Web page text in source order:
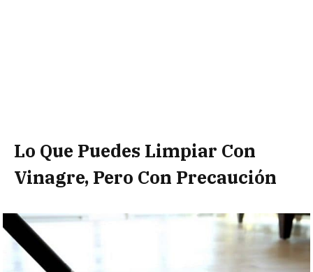
Lo Que Puedes Limpiar Con
Vinagre, Pero Con Precaución